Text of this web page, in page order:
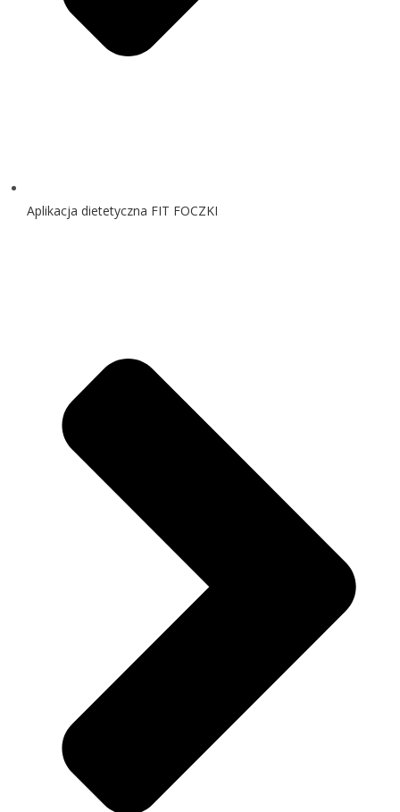
Aplikacja dietetyczna FIT FOCZKI